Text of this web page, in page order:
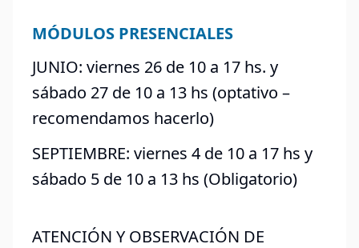
MÓDULOS PRESENCIALES
JUNIO: viernes 26 de 10 a 17 hs. y
sábado 27 de 10 a 13 hs (optativo –
recomendamos hacerlo)
SEPTIEMBRE: viernes 4 de 10 a 17 hs y
sábado 5 de 10 a 13 hs (Obligatorio)
ATENCIÓN Y OBSERVACIÓN DE